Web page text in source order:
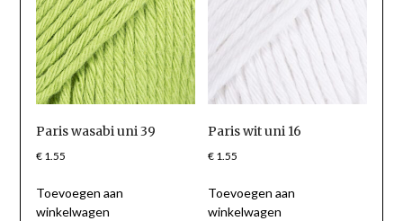
Paris wasabi uni 39
€1.55
Toevoegen aan
winkelwagen
Paris wit uni 16
€ 1.55
Toevoegen aan
winkelwagen